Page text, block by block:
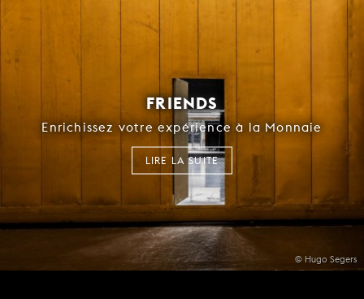
© Hugo Segers
FRIENDS
Enrichissez votre expérience à la Monnaie
LIRE LA SUITE